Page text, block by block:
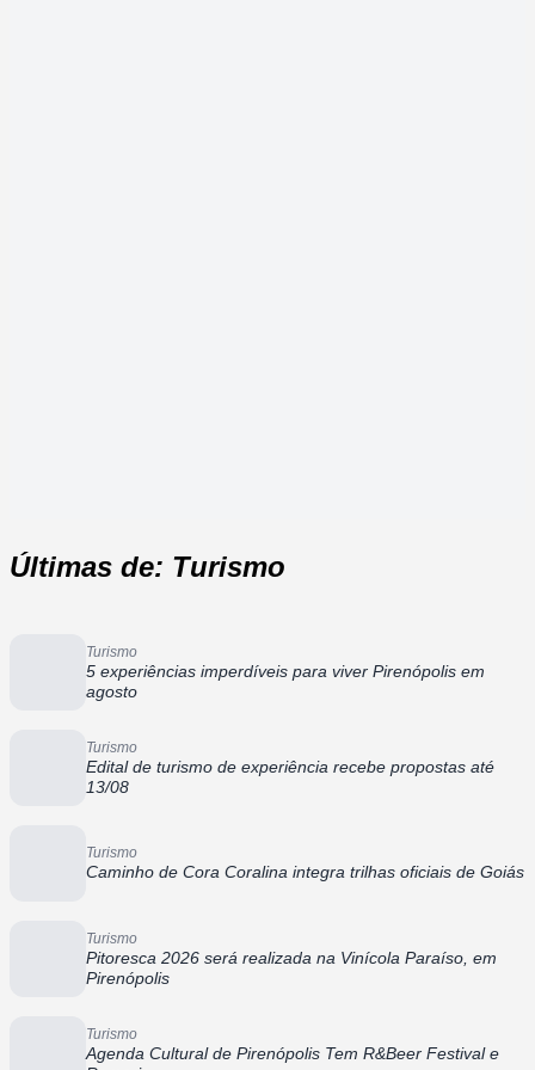
Últimas de: Turismo
Turismo
5 experiências imperdíveis para viver Pirenópolis em
agosto
Turismo
Edital de turismo de experiência recebe propostas até
13/08
Turismo
Caminho de Cora Coralina integra trilhas oficiais de Goiás
Turismo
Pitoresca 2026 será realizada na Vinícola Paraíso, em
Pirenópolis
Turismo
Agenda Cultural de Pirenópolis Tem R&Beer Festival e